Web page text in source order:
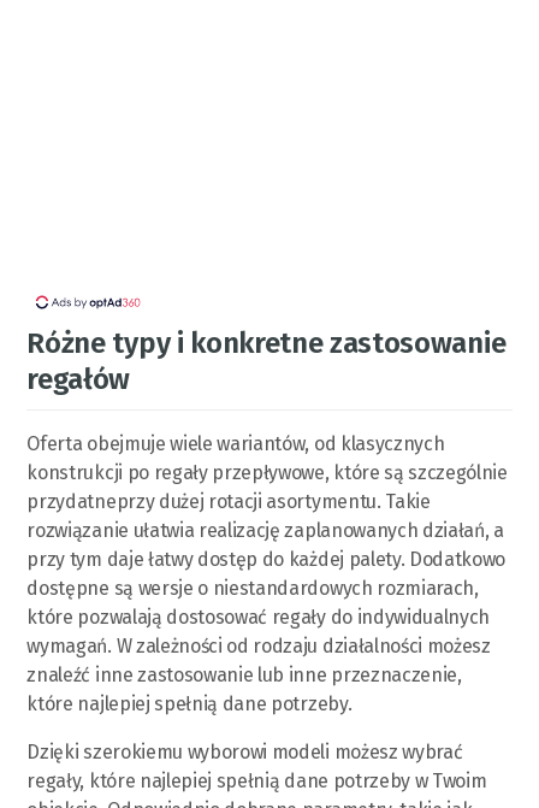
Różne typy i konkretne zastosowanie
regałów
Oferta obejmuje wiele wariantów, od klasycznych
konstrukcji po regały przepływowe, które są szczególnie
przydatneprzy dużej rotacji asortymentu. Takie
rozwiązanie ułatwia realizację zaplanowanych działań, a
przy tym daje łatwy dostęp do każdej palety. Dodatkowo
dostępne są wersje o niestandardowych rozmiarach,
które pozwalają dostosować regały do indywidualnych
wymagań. W zależności od rodzaju działalności możesz
znaleźć inne zastosowanie lub inne przeznaczenie,
które najlepiej spełnią dane potrzeby.
Dzięki szerokiemu wyborowi modeli możesz wybrać
regały, które najlepiej spełnią dane potrzeby w Twoim